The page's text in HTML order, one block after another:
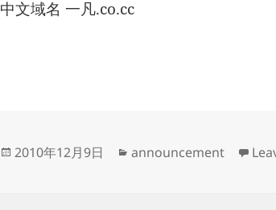
中文域名 一凡.co.cc
Posted
2010年12月9日 Categories
announcement